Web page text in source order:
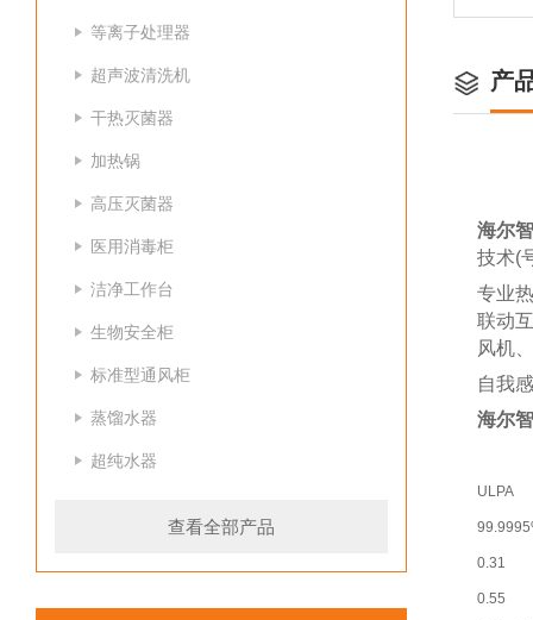
等离子处理器
超声波清洗机
干热灭菌器
加热锅
高压灭菌器
医用消毒柜
洁净工作台
生物安全柜
标准型通风柜
蒸馏水器
超纯水器
查看全部产品
产
海尔
技术(
专业
联动
风机
自我
海尔
ULPA
0.31
0.55